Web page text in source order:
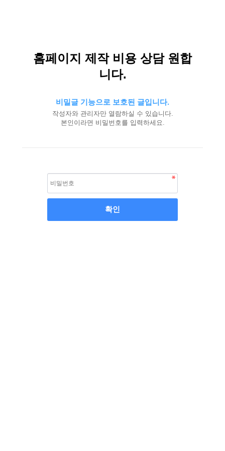
홈페이지 제작 비용 상담 원합
니다.
비밀글 기능으로 보호된 글입니다.
작성자와 관리자만 열람하실 수 있습니다.
본인이라면 비밀번호를 입력하세요.